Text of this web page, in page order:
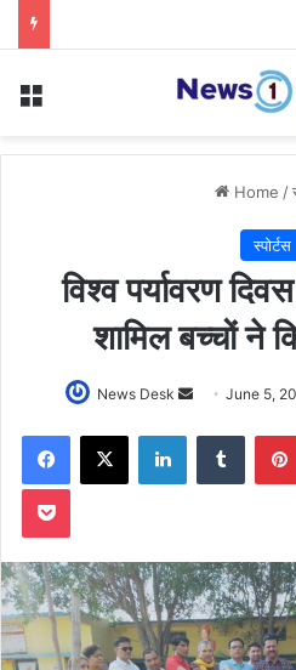
Menu
Home /
स्पोर्टस
विश्व पर्यावरण
शामिल बच्चों ने
News Desk
Send
email
June 5,
Facebook
X LinkedInTumblr
Pocket